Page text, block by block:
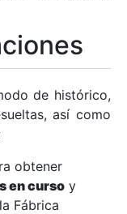
de histórico,
así como
obtener
en curso y
Fábrica